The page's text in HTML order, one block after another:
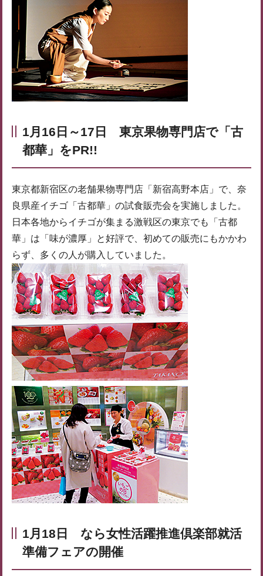
1月16日～17日 東京果物専門店で「古
都華」をPR!!
東京都新宿区の老舗果物専門店「新宿高野本店」で、奈
良県産イチゴ「古都華」の試食販売会を実施しました。
日本各地からイチゴが集まる激戦区の東京でも「古都
華」は「味が濃厚」と好評で、初めての販売にもかかわ
らず、多くの人が購入していました。
1月18日 なら女性活躍推進倶楽部就活
準備フェアの開催